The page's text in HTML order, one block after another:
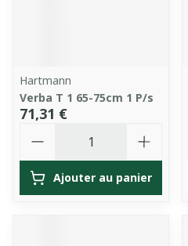
Hartmann
Verba T 1 65-75cm 1 P/s
71,31 €
Ajouter au panier